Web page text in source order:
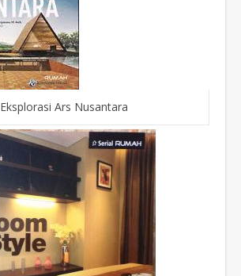
Eksplorasi Ars Nusantara